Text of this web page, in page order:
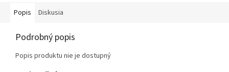
Popis Diskusia
Podrobný popis
Popis produktu nie je dostupný